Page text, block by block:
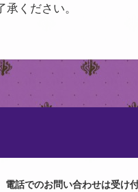
ください。
話でのお問い合わせは受け